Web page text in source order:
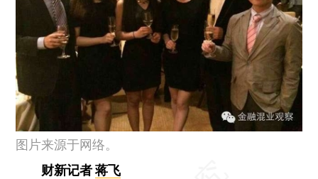
图片来源于网络。
财新记者蒋飞